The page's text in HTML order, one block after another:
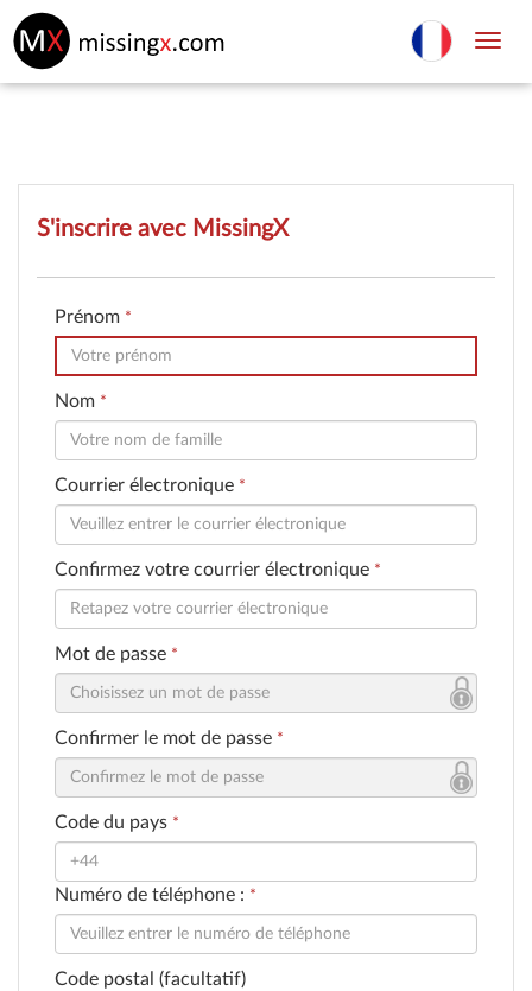
S'inscrire avec MissingX
Prénom *
Nom *
Courrier électronique *
Confirmez votre courrier électronique *
Mot de passe *
Confirmer le mot de passe *
Code du pays *
Numéro de téléphone : *
Code postal (facultatif)